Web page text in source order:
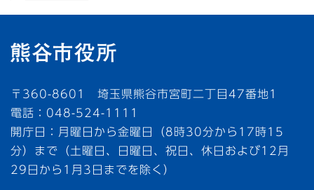
〒360-8601 埼玉県熊谷市宮町二丁目47番地1
電話：048-524-1111
開庁日：月曜日から金曜日（8時30分から17時15
分）まで（土曜日、日曜日、祝日、休日および12月
29日から1月3日までを除く）